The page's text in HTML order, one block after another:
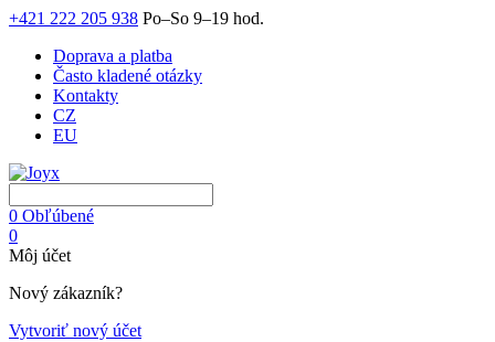
+421 222 205 938 Po–So 9–19 hod.
Doprava a platba
Často kladené otázky
Kontakty
CZ
EU
0 Obľúbené
0
Môj účet
Nový zákazník?
Vytvoriť nový účet